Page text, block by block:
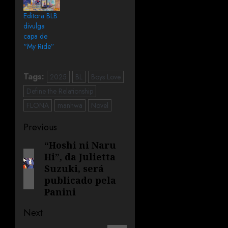
Editora BLB
divulga
capa de
“My Ride”
Tags: 2025 BL
Boys Love
Define the Relationship
FLONA
manhwa Novel
Previous
“Hoshi ni Naru
Hi”, da Julietta
Suzuki, será
publicado pela
Panini
Next